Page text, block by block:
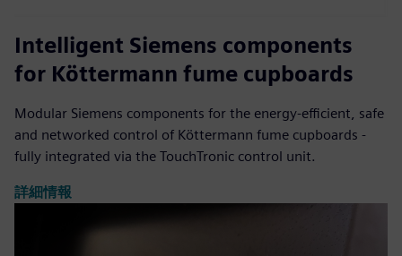
Intelligent Siemens components
for Köttermann fume cupboards
Modular Siemens components for the energy-efficient, safe
and networked control of Köttermann fume cupboards -
fully integrated via the TouchTronic control unit.
詳細情報